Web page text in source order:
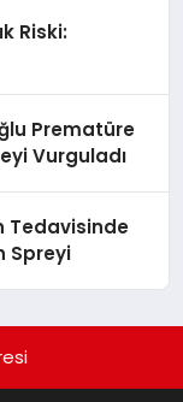
Riski:
Prematüre
Vurguladı
Tedavisinde
Spreyi